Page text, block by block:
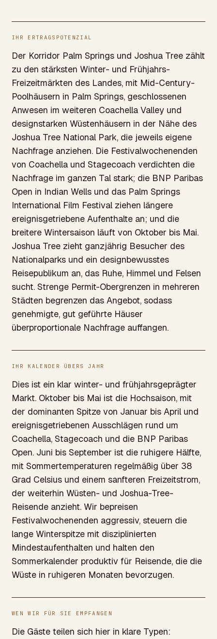
IHR ERTRAGSPOTENZIAL
Der Korridor Palm Springs und Joshua Tree zählt
zu den stärksten Winter- und Frühjahrs-
Freizeitmärkten des Landes, mit Mid-Century-
Poolhäusern in Palm Springs, geschlossenen
Anwesen im weiteren Coachella Valley und
designstarken Wüstenhäusern in der Nähe des
Joshua Tree National Park, die jeweils eigene
Nachfrage anziehen. Die Festivalwochenenden
von Coachella und Stagecoach verdichten die
Nachfrage im ganzen Tal stark; die BNP Paribas
Open in Indian Wells und das Palm Springs
International Film Festival ziehen längere
ereignisgetriebene Aufenthalte an; und die
breitere Wintersaison läuft von Oktober bis Mai.
Joshua Tree zieht ganzjährig Besucher des
Nationalparks und ein designbewusstes
Reisepublikum an, das Ruhe, Himmel und Felsen
sucht. Strenge Permit-Obergrenzen in mehreren
Städten begrenzen das Angebot, sodass
genehmigte, gut geführte Häuser
überproportionale Nachfrage auffangen.
IHR KALENDER ÜBERS JAHR
Dies ist ein klar winter- und frühjahrsgeprägter
Markt. Oktober bis Mai ist die Hochsaison, mit
der dominanten Spitze von Januar bis April und
ereignisgetriebenen Ausschlägen rund um
Coachella, Stagecoach und die BNP Paribas
Open. Juni bis September ist die ruhigere Hälfte,
mit Sommertemperaturen regelmäßig über 38
Grad Celsius und einem sanfteren Freizeitstrom,
der weiterhin Wüsten- und Joshua-Tree-
Reisende anzieht. Wir bepreisen
Festivalwochenenden aggressiv, steuern die
lange Winterspitze mit disziplinierten
Mindestaufenthalten und halten den
Sommerkalender produktiv für Reisende, die die
Wüste in ruhigeren Monaten bevorzugen.
WEN WIR FÜR SIE EMPFANGEN
Die Gäste teilen sich hier in klare Typen: